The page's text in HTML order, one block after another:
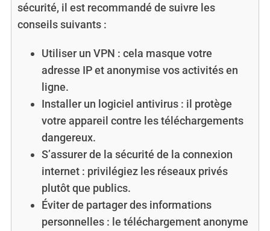
sécurité, il est recommandé de suivre les
conseils suivants :
Utiliser un VPN : cela masque votre
adresse IP et anonymise vos activités en
ligne.
Installer un logiciel antivirus : il protège
votre appareil contre les téléchargements
dangereux.
S’assurer de la sécurité de la connexion
internet : privilégiez les réseaux privés
plutôt que publics.
Éviter de partager des informations
personnelles : le téléchargement anonyme